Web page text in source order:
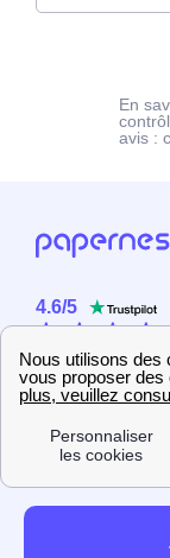
En
avis :
4.6/5
2358